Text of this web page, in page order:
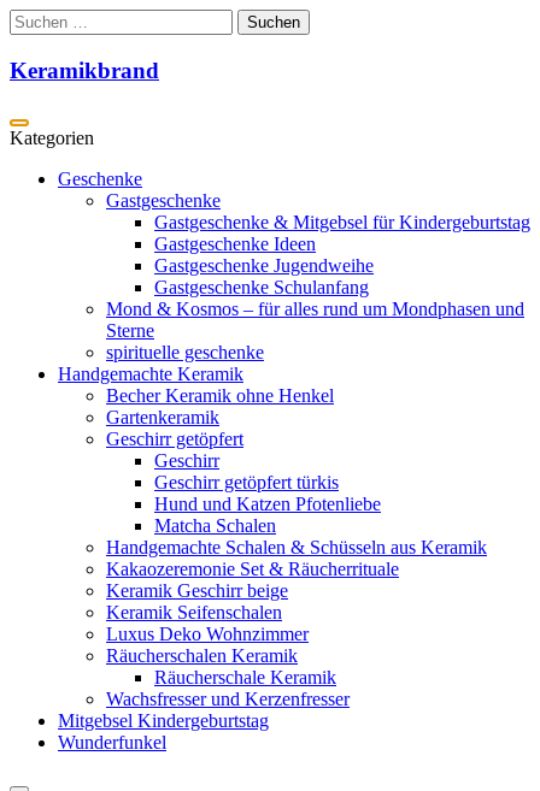
Zum
Inhalt
springen
Suchen
nach:
Keramikbrand
Geschenke
Gastgeschenke
Gastgeschenke & Mitgebsel für Kindergeburtstag
Gastgeschenke Ideen
Gastgeschenke Jugendweihe
Gastgeschenke Schulanfang
Mond & Kosmos – für alles rund um Mondphasen und
Sterne
spirituelle geschenke
Handgemachte Keramik
Becher Keramik ohne Henkel
Gartenkeramik
Geschirr getöpfert
Geschirr
Geschirr getöpfert türkis
Hund und Katzen Pfotenliebe
Matcha Schalen
Handgemachte Schalen & Schüsseln aus Keramik
Kakaozeremonie Set & Räucherrituale
Keramik Geschirr beige
Keramik Seifenschalen
Luxus Deko Wohnzimmer
Räucherschalen Keramik
Räucherschale Keramik
Wachsfresser und Kerzenfresser
Mitgebsel Kindergeburtstag
Wunderfunkel